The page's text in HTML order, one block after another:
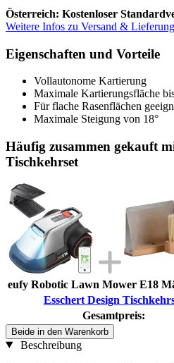
Österreich: Kostenloser
Weitere Infos zu Versand & Lieferung
Eigenschaften und Vorteile
Vollautonome Kartierung
Maximale Kartierungsfläche
Für flache Rasenflächen
Maximale Steigung von 18°
Häufig zusammen gekauft
Tischkehrset
eufy Robotic Lawn Mower E18
Esschert Design
Gesamtpreis:
Beide in den Warenkorb
Beschreibung